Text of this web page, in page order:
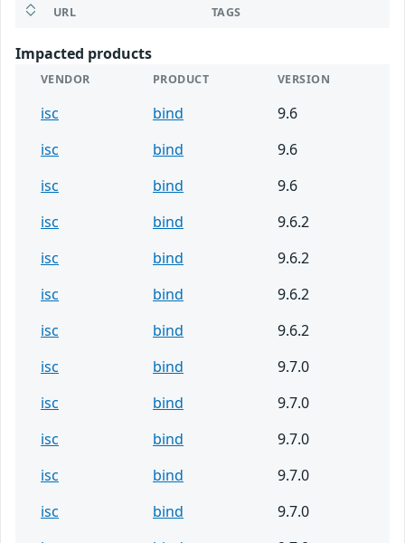
URL TAGS
Impacted products
VENDOR PRODUCT VERSION
isc bind
9.6
isc
bind
9.6
isc
bind
9.6
isc
bind
9.6.2
isc
bind
9.6.2
isc
bind
9.6.2
isc
bind
9.6.2
isc
bind
9.7.0
isc
bind
9.7.0
isc
bind
9.7.0
isc
bind
9.7.0
isc
bind
9.7.0